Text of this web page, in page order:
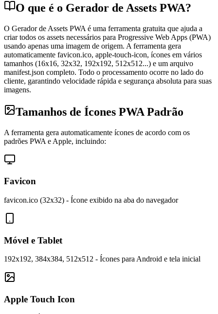
O que é o Gerador de Assets PWA?
O Gerador de Assets PWA é uma ferramenta gratuita que ajuda a
criar todos os assets necessários para Progressive Web Apps (PWA)
usando apenas uma imagem de origem. A ferramenta gera
automaticamente favicon.ico, apple-touch-icon, ícones em vários
tamanhos (16x16, 32x32, 192x192, 512x512...) e um arquivo
manifest.json completo. Todo o processamento ocorre no lado do
cliente, garantindo velocidade rápida e segurança absoluta para suas
imagens.
Tamanhos de Ícones PWA Padrão
A ferramenta gera automaticamente ícones de acordo com os
padrões PWA e Apple, incluindo:
Favicon
favicon.ico (32x32) - Ícone exibido na aba do navegador
Móvel e Tablet
192x192, 384x384, 512x512 - Ícones para Android e tela inicial
Apple Touch Icon